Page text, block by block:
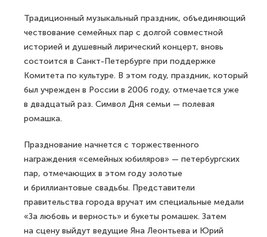
Традиционный музыкальный праздник, объединяющий
чествование семейных пар с долгой совместной
историей и душевный лирический концерт, вновь
состоится в Санкт-Петербурге при поддержке
Комитета по культуре. В этом году, праздник, который
был учрежден в России в 2006 году, отмечается уже
в двадцатый раз. Символ Дня семьи — полевая
ромашка.
Празднование начнется с торжественного
награждения «семейных юбиляров» — петербургских
пар, отмечающих в этом году золотые
и бриллиантовые свадьбы. Представители
правительства города вручат им специальные медали
«За любовь и верность» и букеты ромашек. Затем
на сцену выйдут ведущие Яна Леонтьева и Юрий